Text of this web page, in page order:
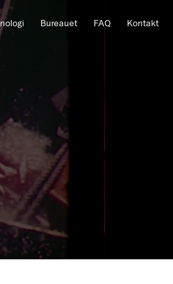
Bureauet FAQ Kontakt